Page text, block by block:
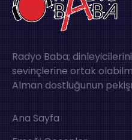
Radyo Baba;
sevinçlerine ortak
Alman dostluğunun
Ana Sayfa